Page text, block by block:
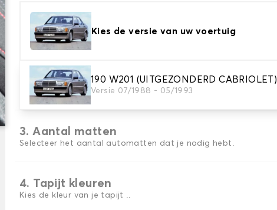
Kies de versie van uw voertuig
190 W201 (UITGEZONDERD CABRIOLET)
Versie 07/1988 - 05/1993
2. Materiaal
Kies het materiaal van uw automatten
3. Aantal matten
Selecteer het aantal automatten dat je nodig hebt.
4. Tapijt kleuren
Kies de kleur van je tapijt ..